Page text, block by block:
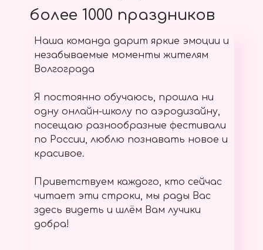
более 1000 праздников
Наша команда дарит яркие эмоции и
незабываемые моменты жителям
Волгограда
Я постоянно обучаюсь, прошла ни
одну онлайн-школу по аэродизайну,
посещаю разнообразные фестивали
по России, люблю познавать новое и
красивое.
Приветствуем каждого, кто сейчас
читает эти строки, мы рады Вас
здесь видеть и шлём Вам лучики
добра!